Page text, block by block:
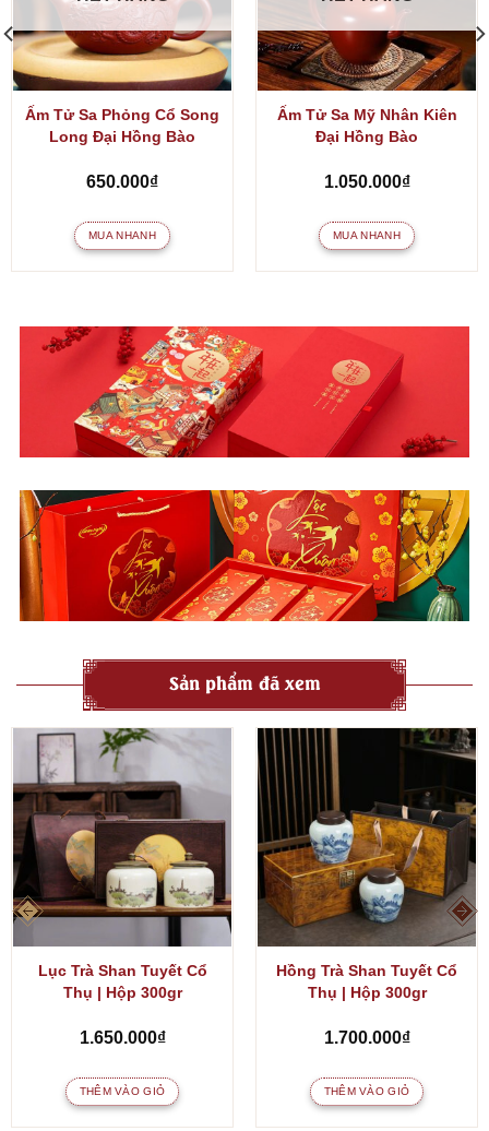
Ấm Tử Sa Phỏng Cổ Song
Long Đại Hồng Bào
650.000₫
MUA NHANH
Ấm Tử Sa Mỹ Nhân Kiên
Đại Hồng Bào
1.050.000₫
MUA NHANH
Sản phẩm đã xem
Lục Trà Shan Tuyết Cổ
Thụ | Hộp 300gr
1.650.000₫
THÊM VÀO GIỎ
Hồng Trà Shan Tuyết Cổ
Thụ | Hộp 300gr
1.700.000₫
THÊM VÀO GIỎ